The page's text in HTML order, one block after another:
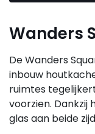
Wanders
De Wanders
inbouw
ruimtes
voorzien.
glas aan beide